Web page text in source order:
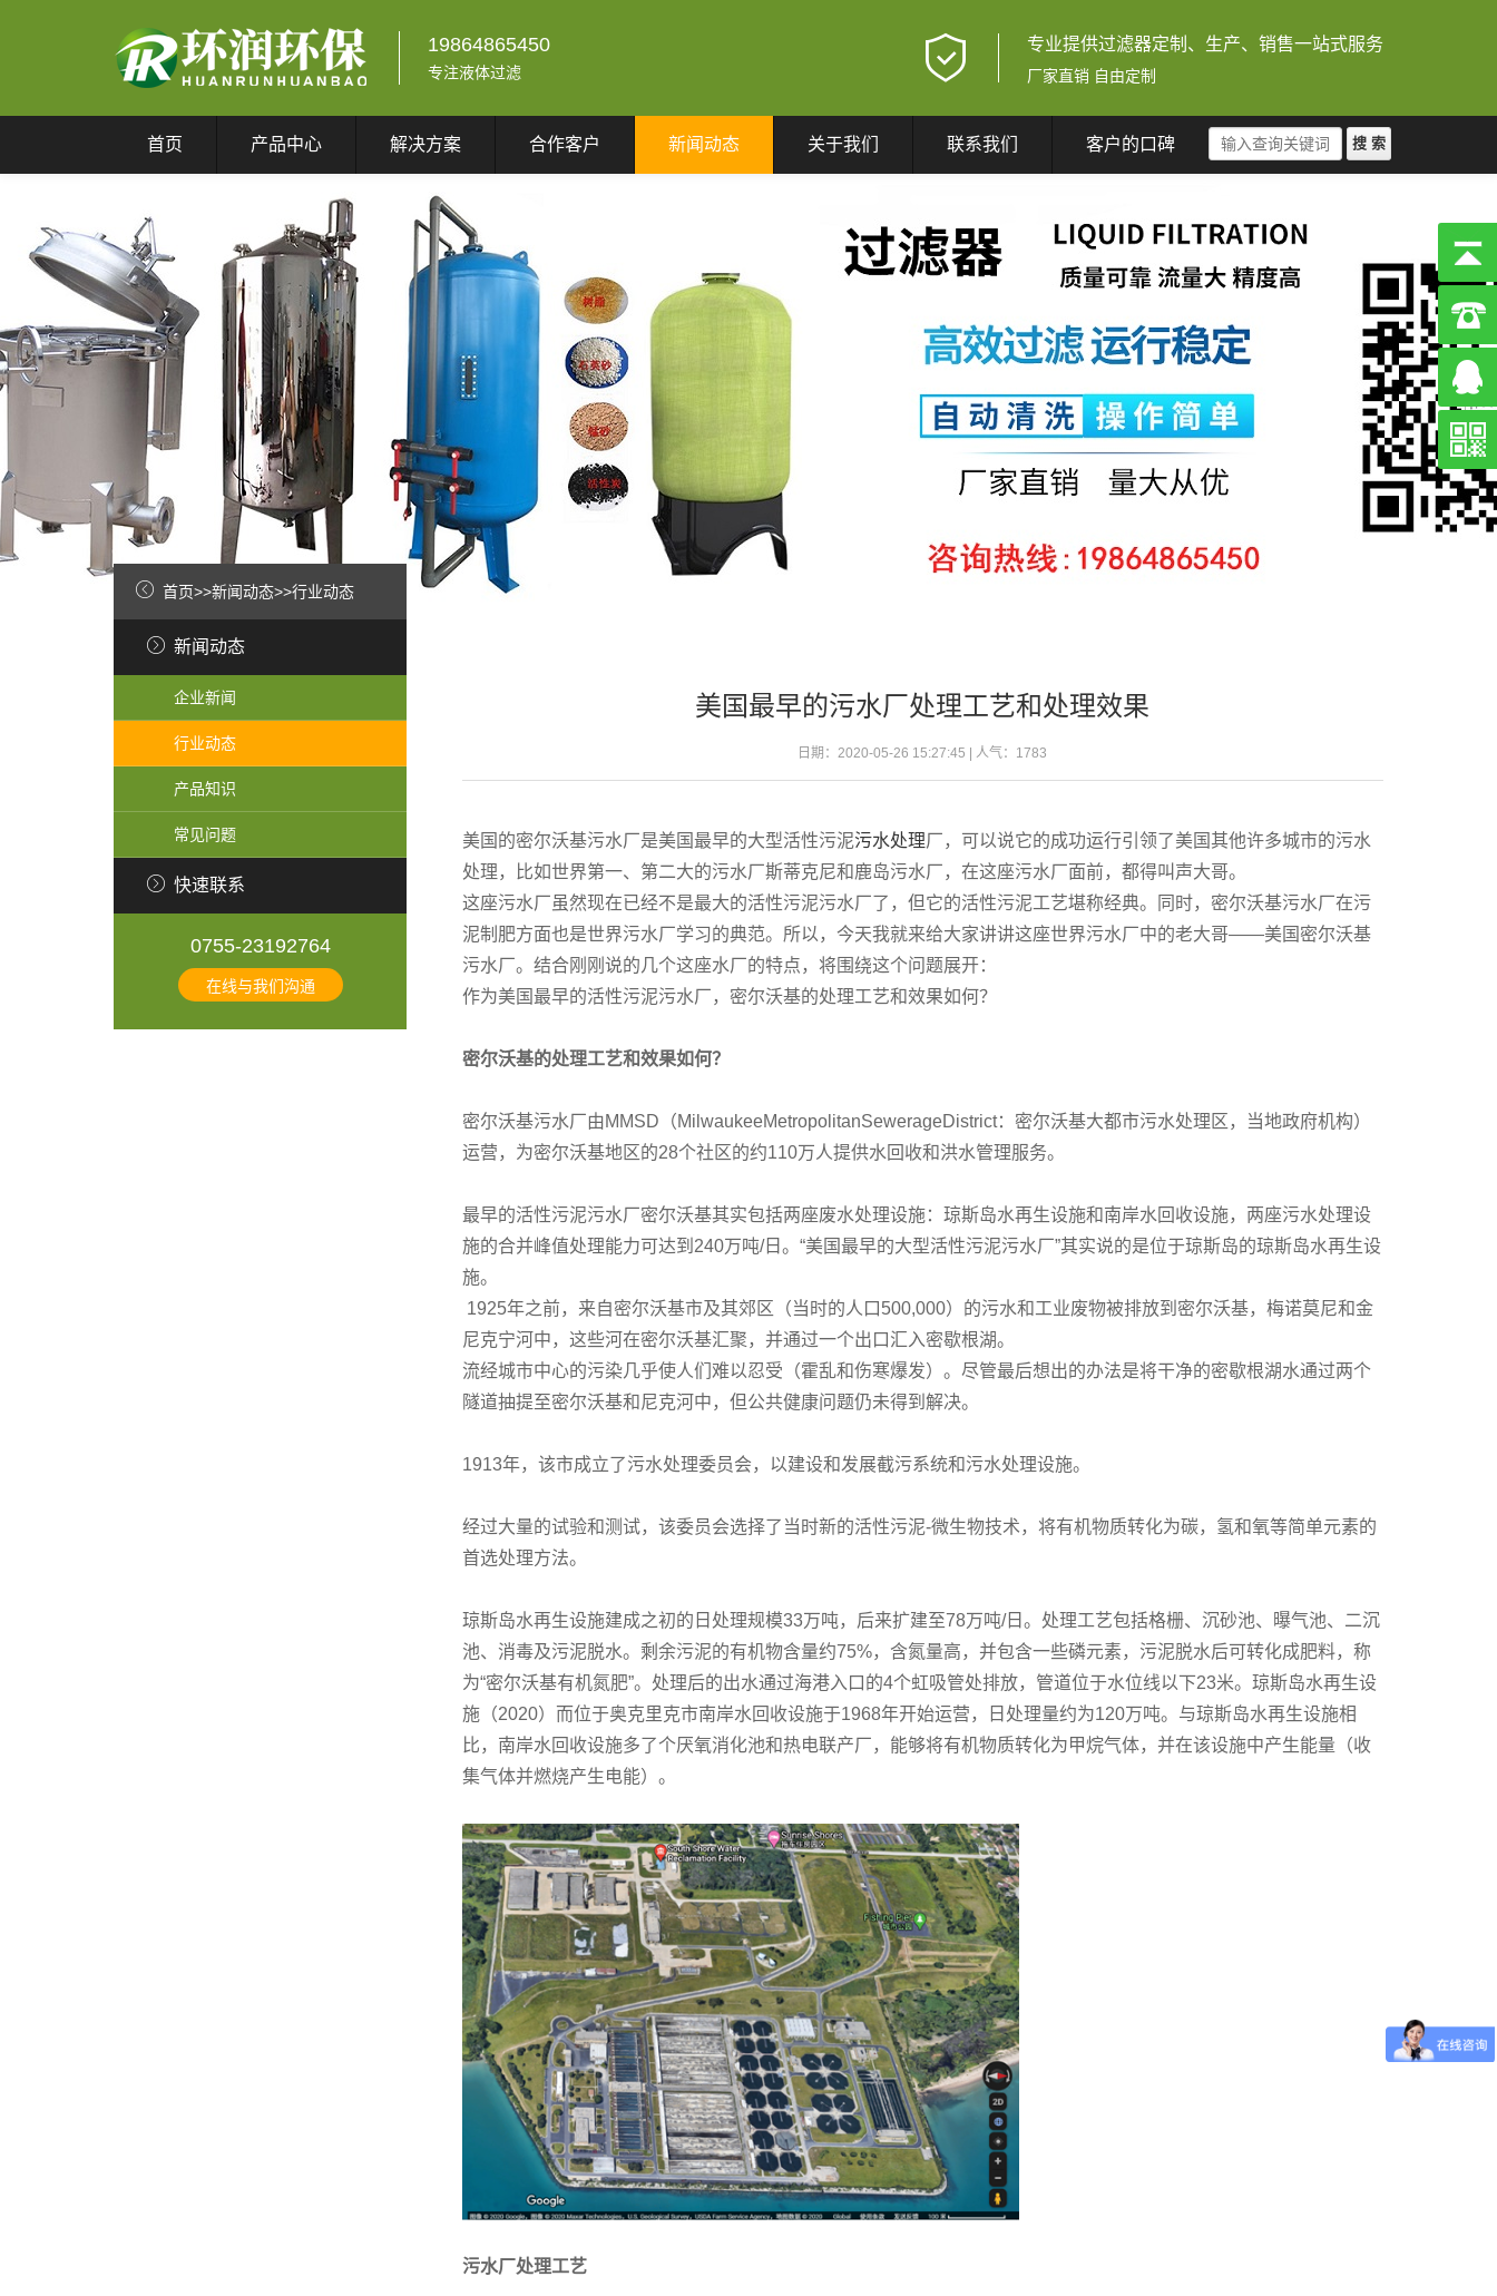
19864865450
专注液体过滤
专业提供过滤器定制、生产、销售一站式服务
厂家直销 自由定制
首页 产品中心 解决方案 合作客户 新闻动态 关于我们 联系我们 客户的口碑
美国最早的污水厂处理工艺和处理效果
日期：2020-05-26 15:27:45 | 人气： 1783
美国的密尔沃基污水厂是美国最早的大型活性污泥污水处理厂，可以说它的成功运行引领了美国其他许多城市的污水
处理，比如世界第一、第二大的污水厂斯蒂克尼和鹿岛污水厂，在这座污水厂面前，都得叫声大哥。
这座污水厂虽然现在已经不是最大的活性污泥污水厂了，但它的活性污泥工艺堪称经典。同时，密尔沃基污水厂在污
泥制肥方面也是世界污水厂学习的典范。所以，今天我就来给大家讲讲这座世界污水厂中的老大哥——美国密尔沃基
污水厂。结合刚刚说的几个这座水厂的特点，将围绕这个问题展开：
作为美国最早的活性污泥污水厂，密尔沃基的处理工艺和效果如何？
密尔沃基的处理工艺和效果如何？
密尔沃基污水厂由MMSD（MilwaukeeMetropolitanSewerageDistrict：密尔沃基大都市污水处理区，当地政府机构）
运营，为密尔沃基地区的28个社区的约110万人提供水回收和洪水管理服务。
最早的活性污泥污水厂密尔沃基其实包括两座废水处理设施：琼斯岛水再生设施和南岸水回收设施，两座污水处理设
施的合并峰值处理能力可达到240万吨/日。“美国最早的大型活性污泥污水厂”其实说的是位于琼斯岛的琼斯岛水再生设
施。
1925年之前，来自密尔沃基市及其郊区（当时的人口500,000）的污水和工业废物被排放到密尔沃基，梅诺莫尼和金
尼克宁河中，这些河在密尔沃基汇聚，并通过一个出口汇入密歇根湖。
流经城市中心的污染几乎使人们难以忍受（霍乱和伤寒爆发）。尽管最后想出的办法是将干净的密歇根湖水通过两个
隧道抽提至密尔沃基和尼克河中，但公共健康问题仍未得到解决。
1913年，该市成立了污水处理委员会，以建设和发展截污系统和污水处理设施。
经过大量的试验和测试，该委员会选择了当时新的活性污泥-微生物技术，将有机物质转化为碳，氢和氧等简单元素的
首选处理方法。
琼斯岛水再生设施建成之初的日处理规模33万吨，后来扩建至78万吨/日。处理工艺包括格栅、沉砂池、曝气池、二沉
池、消毒及污泥脱水。剩余污泥的有机物含量约75%，含氮量高，并包含一些磷元素，污泥脱水后可转化成肥料，称
为“密尔沃基有机氮肥”。处理后的出水通过海港入口的4个虹吸管处排放，管道位于水位线以下23米。琼斯岛水再生设
施（2020）而位于奥克里克市南岸水回收设施于1968年开始运营，日处理量约为120万吨。与琼斯岛水再生设施相
比，南岸水回收设施多了个厌氧消化池和热电联产厂，能够将有机物质转化为甲烷气体，并在该设施中产生能量（收
集气体并燃烧产生电能）。
污水厂处理工艺
首页>>新闻动态>>行业动态
新闻动态
企业新闻
行业动态
产品知识
常见问题
快速联系
0755-23192764
在线与我们沟通